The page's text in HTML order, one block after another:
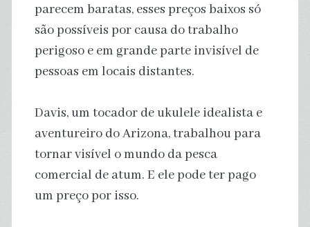
parecem baratas, esses preços baixos só
são possíveis por causa do trabalho
perigoso e em grande parte invisível de
pessoas em locais distantes.
Davis, um tocador de ukulele idealista e
aventureiro do Arizona, trabalhou para
tornar visível o mundo da pesca
comercial de atum. E ele pode ter pago
um preço por isso.